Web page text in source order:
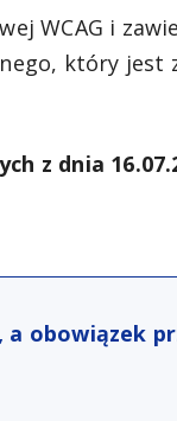
WCAG i
który jest
z dnia
obowiązek